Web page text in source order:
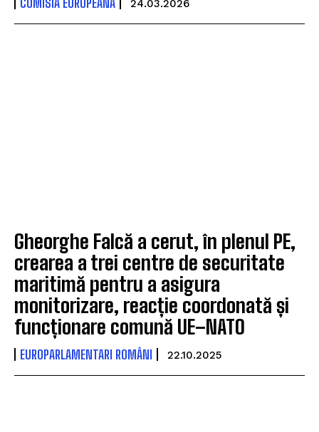
24.03.2026
Gheorghe Falcă a cerut, în plenul PE,
crearea a trei centre de securitate
maritimă pentru a asigura
monitorizare, reacție coordonată și
funcționare comună UE–NATO
EUROPARLAMENTARI ROMÂNI 22.10.2025